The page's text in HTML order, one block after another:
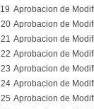
Aprobacion de
Aprobacion de
Aprobacion de
Aprobacion de
Aprobacion de
Aprobacion de
Aprobacion de